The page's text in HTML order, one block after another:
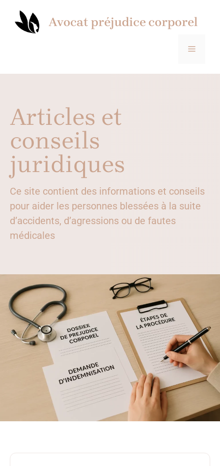
contenu
Avocat préjudice corporel
MENU
Articles et
conseils
juridiques
Ce site contient des informations et conseils
pour aider les personnes blessées à la suite
d’accidents, d’agressions ou de fautes
médicales